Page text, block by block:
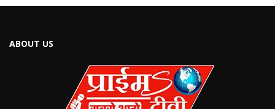
ABOUT US